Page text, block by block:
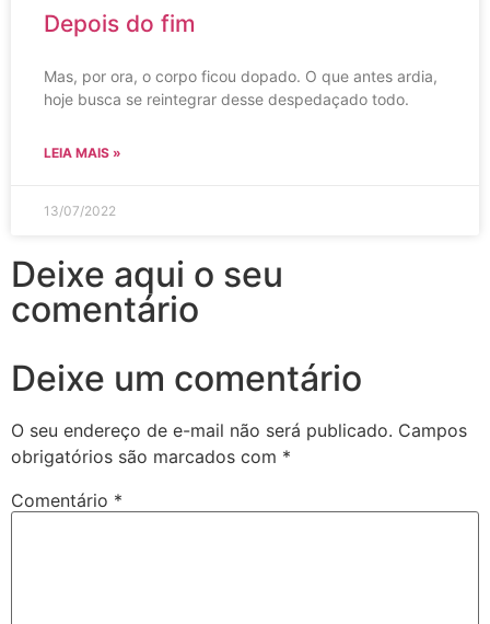
Depois do fim
Mas, por ora, o corpo ficou dopado. O que antes ardia,
hoje busca se reintegrar desse despedaçado todo.
LEIA MAIS »
13/07/2022
Deixe aqui o seu
comentário
Deixe um comentário
O seu endereço de e-mail não será publicado. Campos
obrigatórios são marcados com *
Comentário *